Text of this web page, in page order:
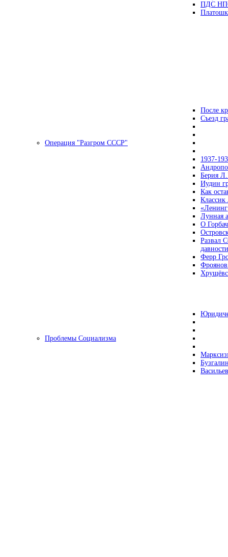
ПДС
После
Съезд
Операция "Разгром СССР"
1937-
Берия
Иудин
Как
Лунная
О
Развал
давности
Ферр
Проблемы Социализма